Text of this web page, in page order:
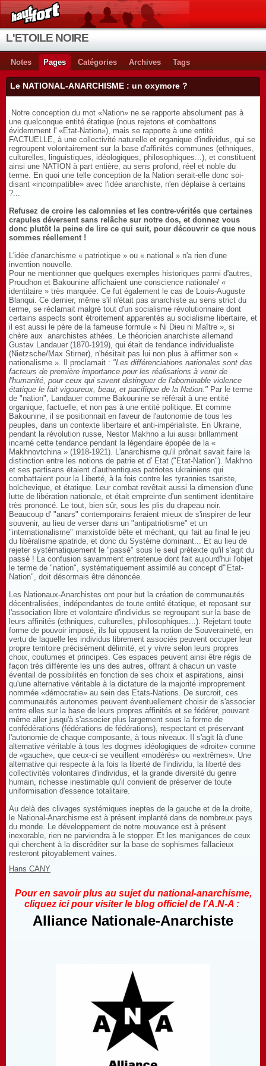
L'ETOILE NOIRE
Notes Pages Catégories Archives Tags
Le NATIONAL-ANARCHISME : un oxymore ?
Notre conception du mot «Nation» ne se rapporte absolument pas à
une quelconque entité étatique (nous rejetons et combattons
évidemment l' «Etat-Nation»), mais se rapporte à une entité
FACTUELLE, à une collectivité naturelle et organique d'individus, qui se
regroupent volontairement sur la base d'affinités communes (ethniques,
culturelles, linguistiques, idéologiques, philosophiques...), et constituent
ainsi une NATION à part entière, au sens profond, réel et noble du
terme. En quoi une telle conception de la Nation serait-elle donc soi-
disant «incompatible» avec l'idée anarchiste, n'en déplaise à certains
?...
Refusez de croire les calomnies et les contre-vérités que certaines
crapules déversent sans relâche sur notre dos, et donnez vous
donc plutôt la peine de lire ce qui suit, pour découvrir ce que nous
sommes réellement !
L'idée d'anarchisme « patriotique » ou « national » n'a rien d'une
invention nouvelle.
Pour ne mentionner que quelques exemples historiques parmi d'autres,
Proudhon et Bakounine affichaient une conscience nationale/ «
identitaire » très marquée. Ce fut également le cas de Louis-Auguste
Blanqui. Ce dernier, même s'il n'était pas anarchiste au sens strict du
terme, se réclamait malgré tout d'un socialisme révolutionnaire dont
certains aspects sont étroitement apparentés au socialisme libertaire, et
il est aussi le père de la fameuse formule « Ni Dieu ni Maître », si
chère aux anarchistes athées. Le théoricien anarchiste allemand
Gustav Landauer (1870-1919), qui était de tendance individualiste
(Nietzsche/Max Stirner), n'hésitait pas lui non plus à affirmer son «
nationalisme ». Il proclamait : "Les différenciations nationales sont des
facteurs de première importance pour les réalisations à venir de
l'humanité, pour ceux qui savent distinguer de l'abominable violence
étatique le fait vigoureux, beau, et pacifique de la Nation." Par le terme
de "nation", Landauer comme Bakounine se référait à une entité
organique, factuelle, et non pas à une entité politique. Et comme
Bakounine, il se positionnait en faveur de l'autonomie de tous les
peuples, dans un contexte libertaire et anti-impérialiste. En Ukraine,
pendant la révolution russe, Nestor Makhno a lui aussi brillamment
incarné cette tendance pendant la légendaire épopée de la «
Makhnovtchina » (1918-1921). L'anarchisme qu'il prônait savait faire la
distinction entre les notions de patrie et d' Etat ("Etat-Nation"). Makhno
et ses partisans étaient d'authentiques patriotes ukrainiens qui
combattaient pour la Liberté, à la fois contre les tyrannies tsariste,
bolchevique, et étatique. Leur combat revêtait aussi la dimension d'une
lutte de libération nationale, et était empreinte d'un sentiment identitaire
très prononcé. Le tout, bien sûr, sous les plis du drapeau noir.
Beaucoup d' "anars" contemporains feraient mieux de s'inspirer de leur
souvenir, au lieu de verser dans un "antipatriotisme" et un
"internationalisme" marxistoïde bête et méchant, qui fait au final le jeu
du libéralisme apatride, et donc du Système dominant... Et au lieu de
rejeter systématiquement le "passé" sous le seul prétexte qu'il s'agit du
passé ! La confusion savamment entretenue dont fait aujourd'hui l'objet
le terme de "nation", systématiquement assimilé au concept d'"Etat-
Nation", doit désormais être dénoncée.
Les Nationaux-Anarchistes ont pour but la création de communautés
décentralisées, indépendantes de toute entité étatique, et reposant sur
l'association libre et volontaire d'individus se regroupant sur la base de
leurs affinités (ethniques, culturelles, philosophiques...). Rejetant toute
forme de pouvoir imposé, ils lui opposent la notion de Souveraineté, en
vertu de laquelle les individus librement associés peuvent occuper leur
propre territoire précisément délimité, et y vivre selon leurs propres
choix, coutumes et principes. Ces espaces peuvent ainsi être régis de
façon très différente les uns des autres, offrant à chacun un vaste
éventail de possibilités en fonction de ses choix et aspirations, ainsi
qu'une alternative véritable à la dictature de la majorité improprement
nommée «démocratie» au sein des Etats-Nations. De surcroit, ces
communautés autonomes peuvent éventuellement choisir de s'associer
entre elles sur la base de leurs propres affinités et se fédérer, pouvant
même aller jusqu'à s'associer plus largement sous la forme de
confédérations (fédérations de fédérations), respectant et préservant
l'autonomie de chaque composante, à tous niveaux. Il s'agit là d'une
alternative véritable à tous les dogmes idéologiques de «droite» comme
de «gauche», que ceux-ci se veuillent «modérés» ou «extrêmes». Une
alternative qui respecte à la fois la liberté de l'individu, la liberté des
collectivités volontaires d'individus, et la grande diversité du genre
humain, richesse inestimable qu'il convient de préserver de toute
uniformisation d'essence totalitaire.
Au delà des clivages systémiques ineptes de la gauche et de la droite,
le National-Anarchisme est à présent implanté dans de nombreux pays
du monde. Le développement de notre mouvance est à présent
inexorable, rien ne parviendra à le stopper. Et les manigances de ceux
qui cherchent à la discréditer sur la base de sophismes fallacieux
resteront pitoyablement vaines.
Hans CANY
Pour en savoir plus au sujet du national-anarchisme,
cliquez ici pour visiter le blog officiel de l'A.N-A :
Alliance Nationale-Anarchiste